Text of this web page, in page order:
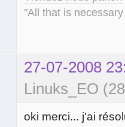
"All that is
27-07-2008
Linuks_EO
oki merci... j'ai